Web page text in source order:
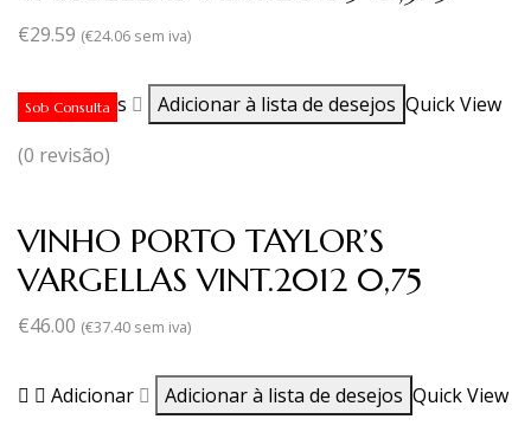
€29.59 (€24.06 sem iva)
Sob Consulta
Ler mais Adicionar à lista de desejos Quick View
(0 revisão)
VINHO PORTO TAYLOR’S
VARGELLAS VINT.2012 0,75
€46.00 (€37.40 sem iva)
Adicionar Adicionar à lista de desejos Quick View